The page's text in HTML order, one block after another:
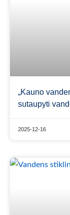
„Kauno
sutaupyti
2025-12-16